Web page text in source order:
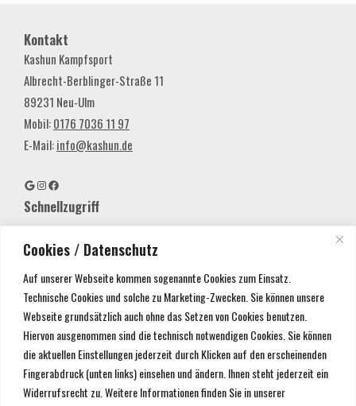
Cookies / Datenschutz
Auf unserer Webseite kommen sogenannte Cookies zum Einsatz.
Technische Cookies und solche zu Marketing-Zwecken. Sie können unsere
Webseite grundsätzlich auch ohne das Setzen von Cookies benutzen.
Hiervon ausgenommen sind die technisch notwendigen Cookies. Sie können
die aktuellen Einstellungen jederzeit durch Klicken auf den erscheinenden
Fingerabdruck (unten links) einsehen und ändern. Ihnen steht jederzeit ein
Widerrufsrecht zu. Weitere Informationen finden Sie in unserer
Kontakt
Kashun Kampfsport
Albrecht-Berblinger-Straße 11
89231 Neu-Ulm
Mobil:0176 7036 11 97
E-Mail:info@kashun.de
Schnellzugriff
Probetraining
Mitglieder-Bereich
Shop
Anmeldung